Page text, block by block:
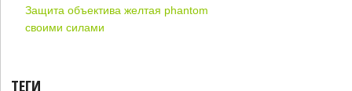
Защита объектива желтая phantom
своими силами
ТЕГИ